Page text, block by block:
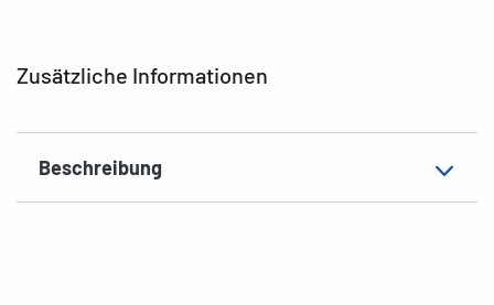
Zusätzliche Informationen
Beschreibung